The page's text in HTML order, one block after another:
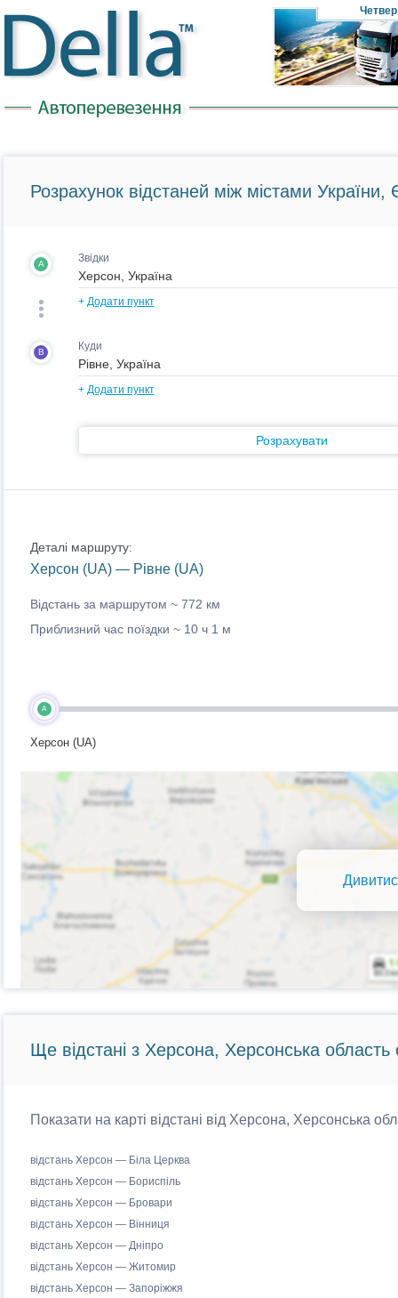
Четвер
Розрахунок відстаней між містами України,
A Звідки
+ Додати пункт
B Куди
+ Додати пункт
Розрахувати
Деталі маршруту:
Херсон (UA) — Рівне (UA)
Відстань за маршрутом ~ 772 км
Приблизний час поїздки ~ 10 ч 1 м
A
Херсон (UA)
Ще відстані з Херсона, Херсонська область
Показати на карті відстані від Херсона, Херсонська
відстань Херсон — Біла Церква
відстань Херсон — Бориспіль
відстань Херсон — Бровари
відстань Херсон — Вінниця
відстань Херсон — Дніпро
відстань Херсон — Житомир
відстань Херсон — Запоріжжя